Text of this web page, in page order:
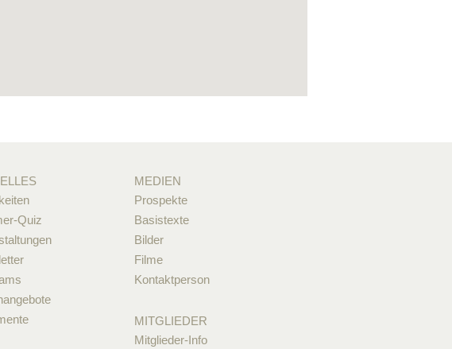
Quiz
MEDIEN
Prospekte
Basistexte
Bilder
Filme
Kontaktperson
MITGLIEDER
Mitglieder-Info